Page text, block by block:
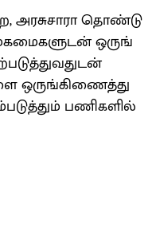
அரசு​சாரா தொண்டு
ஒருங்​
ஒருங்​கிணைத்து
பணி​களில்